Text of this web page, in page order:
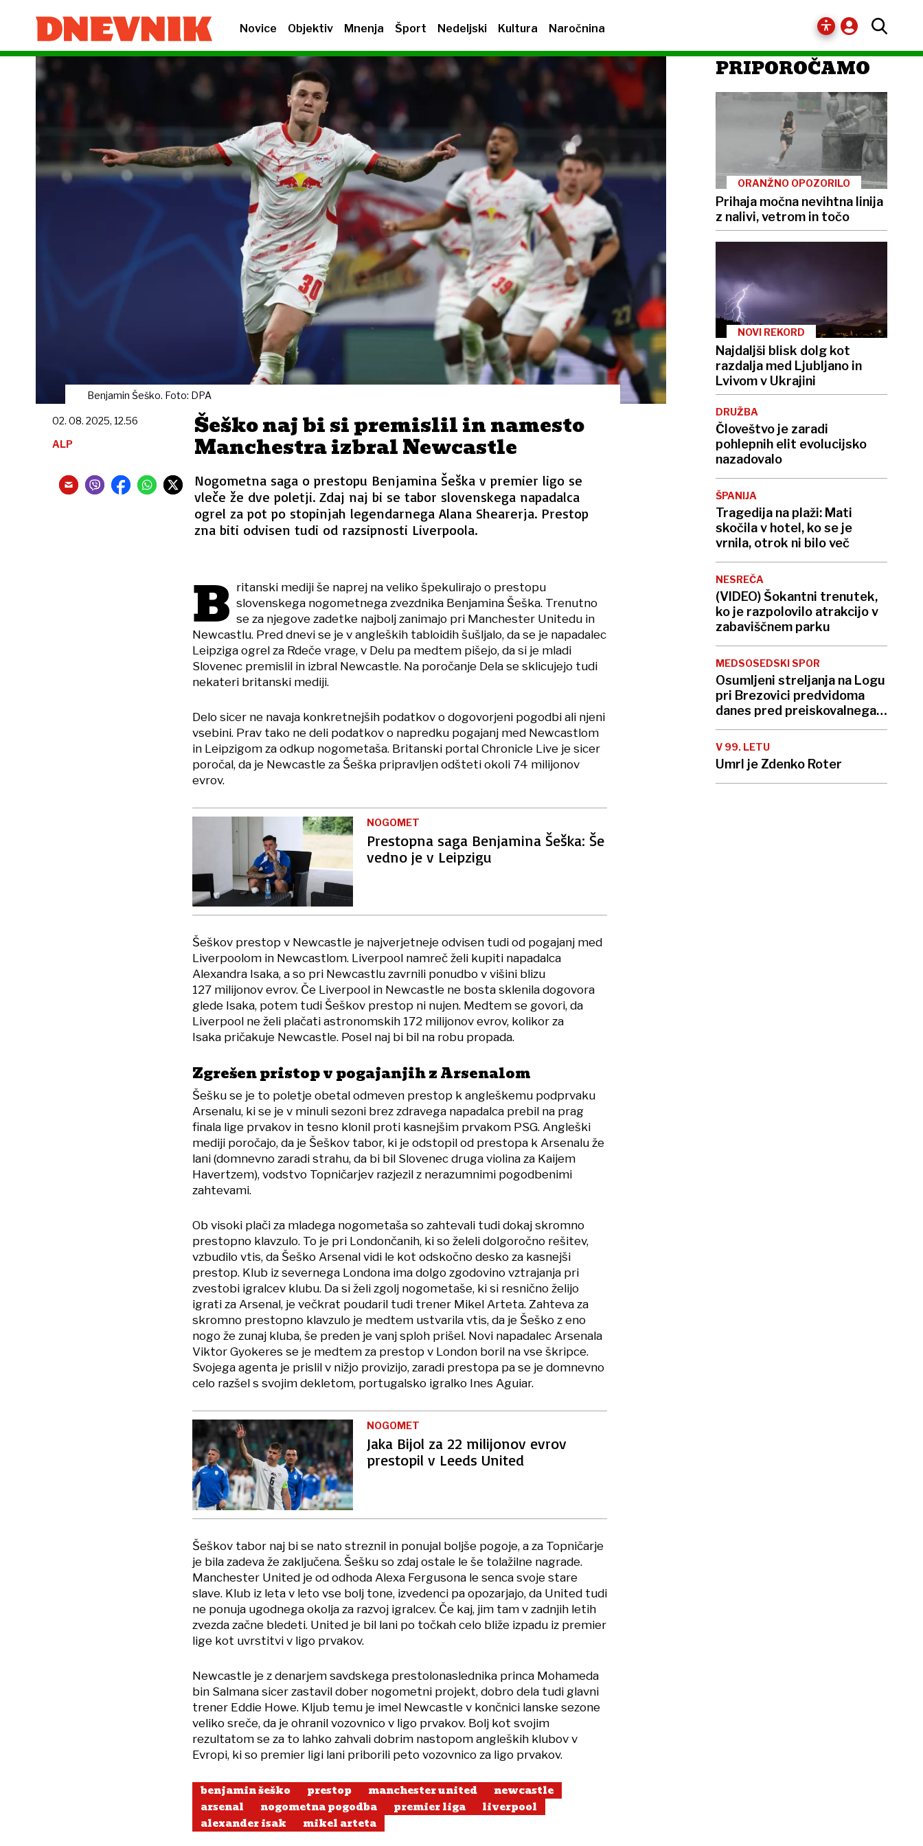
Novice Objektiv Mnenja Šport Nedeljski Kultura Naročnina
Benjamin Šeško. Foto: DPA
Šeško naj bi si premislil in namesto
Manchestra izbral Newcastle
Nogometna saga o prestopu Benjamina Šeška v premier ligo se
vleče že dve poletji. Zdaj naj bi se tabor slovenskega napadalca
ogrel za pot po stopinjah legendarnega Alana Shearerja. Prestop
zna biti odvisen tudi od razsipnosti Liverpoola.
02. 08. 2025, 12.56
ALP
B ritanski mediji še naprej na veliko špekulirajo o prestopu
slovenskega nogometnega zvezdnika Benjamina Šeška. Trenutno
se za njegove zadetke najbolj zanimajo pri Manchester Unitedu in
Newcastlu. Pred dnevi se je v angleških tabloidih šušljalo, da se je napadalec
Leipziga ogrel za Rdeče vrage, v Delu pa medtem pišejo, da si je mladi
Slovenec premislil in izbral Newcastle. Na poročanje Dela se sklicujejo tudi
nekateri britanski mediji.
Delo sicer ne navaja konkretnejših podatkov o dogovorjeni pogodbi ali njeni
vsebini. Prav tako ne deli podatkov o napredku pogajanj med Newcastlom
in Leipzigom za odkup nogometaša. Britanski portal Chronicle Live je sicer
poročal, da je Newcastle za Šeška pripravljen odšteti okoli 74 milijonov
evrov.
NOGOMET
Prestopna saga Benjamina Šeška: Še
vedno je v Leipzigu
Šeškov prestop v Newcastle je najverjetneje odvisen tudi od pogajanj med
Liverpoolom in Newcastlom. Liverpool namreč želi kupiti napadalca
Alexandra Isaka, a so pri Newcastlu zavrnili ponudbo v višini blizu
127 milijonov evrov. Če Liverpool in Newcastle ne bosta sklenila dogovora
glede Isaka, potem tudi Šeškov prestop ni nujen. Medtem se govori, da
Liverpool ne želi plačati astronomskih 172 milijonov evrov, kolikor za
Isaka pričakuje Newcastle. Posel naj bi bil na robu propada.
Zgrešen pristop v pogajanjih z Arsenalom
Šešku se je to poletje obetal odmeven prestop k angleškemu podprvaku
Arsenalu, ki se je v minuli sezoni brez zdravega napadalca prebil na prag
finala lige prvakov in tesno klonil proti kasnejšim prvakom PSG. Angleški
mediji poročajo, da je Šeškov tabor, ki je odstopil od prestopa k Arsenalu že
lani (domnevno zaradi strahu, da bi bil Slovenec druga violina za Kaijem
Havertzem), vodstvo Topničarjev razjezil z nerazumnimi pogodbenimi
zahtevami.
Ob visoki plači za mladega nogometaša so zahtevali tudi dokaj skromno
prestopno klavzulo. To je pri Londončanih, ki so želeli dolgoročno rešitev,
vzbudilo vtis, da Šeško Arsenal vidi le kot odskočno desko za kasnejši
prestop. Klub iz severnega Londona ima dolgo zgodovino vztrajanja pri
zvestobi igralcev klubu. Da si želi zgolj nogometaše, ki si resnično želijo
igrati za Arsenal, je večkrat poudaril tudi trener Mikel Arteta. Zahteva za
skromno prestopno klavzulo je medtem ustvarila vtis, da je Šeško z eno
nogo že zunaj kluba, še preden je vanj sploh prišel. Novi napadalec Arsenala
Viktor Gyokeres se je medtem za prestop v London boril na vse škripce.
Svojega agenta je prislil v nižjo provizijo, zaradi prestopa pa se je domnevno
celo razšel s svojim dekletom, portugalsko igralko Ines Aguiar.
NOGOMET
Jaka Bijol za 22 milijonov evrov
prestopil v Leeds United
Šeškov tabor naj bi se nato streznil in ponujal boljše pogoje, a za Topničarje
je bila zadeva že zaključena. Šešku so zdaj ostale le še tolažilne nagrade.
Manchester United je od odhoda Alexa Fergusona le senca svoje stare
slave. Klub iz leta v leto vse bolj tone, izvedenci pa opozarjajo, da United tudi
ne ponuja ugodnega okolja za razvoj igralcev. Če kaj, jim tam v zadnjih letih
zvezda začne bledeti. United je bil lani po točkah celo bliže izpadu iz premier
lige kot uvrstitvi v ligo prvakov.
Newcastle je z denarjem savdskega prestolonaslednika princa Mohameda
bin Salmana sicer zastavil dober nogometni projekt, dobro dela tudi glavni
trener Eddie Howe. Kljub temu je imel Newcastle v končnici lanske sezone
veliko sreče, da je ohranil vozovnico v ligo prvakov. Bolj kot svojim
rezultatom se za to lahko zahvali dobrim nastopom angleških klubov v
Evropi, ki so premier ligi lani priborili peto vozovnico za ligo prvakov.
benjamin šeško prestop manchester united
newcastle
arsenal
nogometna pogodba premier liga
liverpool
alexander isak
mikel arteta
PRIPOROČAMO
ORANŽNO OPOZORILO
Prihaja močna nevihtna linija
z nalivi, vetrom in točo
NOVI REKORD
Najdaljši blisk dolg kot
razdalja med Ljubljano in
Lvivom v Ukrajini
DRUŽBA
Človeštvo je zaradi
pohlepnih elit evolucijsko
nazadovalo
ŠPANIJA
Tragedija na plaži: Mati
skočila v hotel, ko se je
vrnila, otrok ni bilo več
NESREČA
(VIDEO) Šokantni trenutek,
ko je razpolovilo atrakcijo v
zabaviščnem parku
MEDSOSEDSKI SPOR
Osumljeni streljanja na Logu
pri Brezovici predvidoma
danes pred preiskovalnega
sodnika
V 99. LETU
Umrl je Zdenko Roter